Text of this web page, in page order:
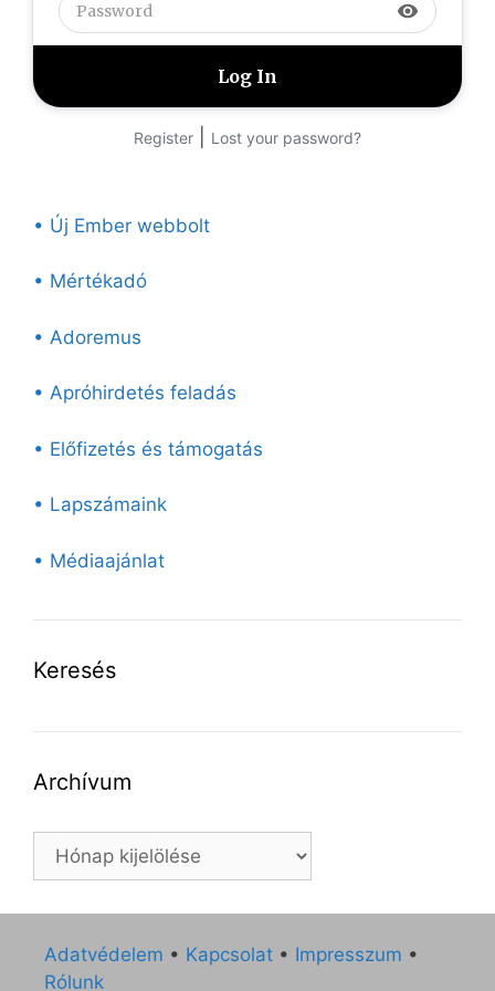
visibility
Register Lost your password?
• Új Ember webbolt
• Mértékadó
• Adoremus
• Apróhirdetés feladás
• Előfizetés és támogatás
• Lapszámaink
• Médiaajánlat
Keresés
Archívum
Archívum
Adatvédelem • Kapcsolat • Impresszum •
Rólunk